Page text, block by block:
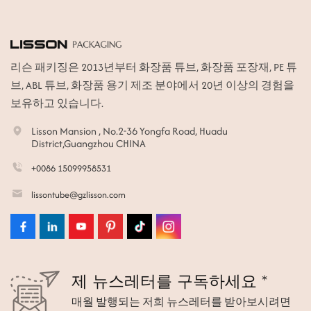
리슨 패키징은 2013년부터 화장품 튜브, 화장품 포장재, PE 튜
브, ABL 튜브, 화장품 용기 제조 분야에서 20년 이상의 경험을
보유하고 있습니다.
Lisson Mansion , No.2-36 Yongfa Road, Huadu
District,Guangzhou CHINA
+0086 15099958531
lissontube@gzlisson.com
제 뉴스레터를 구독하세요 *
매월 발행되는 저희 뉴스레터를 받아보시려면